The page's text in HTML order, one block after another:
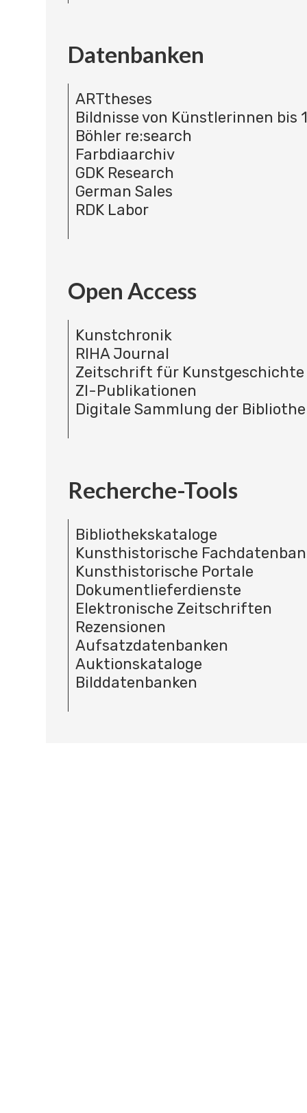
Datenbanken
ARTtheses
Bildnisse von Künstlerinnen bis
Böhler re:search
Farbdiaarchiv
GDK Research
German Sales
RDK Labor
Open Access
Kunstchronik
RIHA Journal
Zeitschrift für Kunstgeschichte
ZI-Publikationen
Digitale Sammlung der
Recherche-Tools
Bibliothekskataloge
Kunsthistorische
Kunsthistorische Portale
Dokumentlieferdienste
Elektronische Zeitschriften
Rezensionen
Aufsatzdatenbanken
Auktionskataloge
Bilddatenbanken